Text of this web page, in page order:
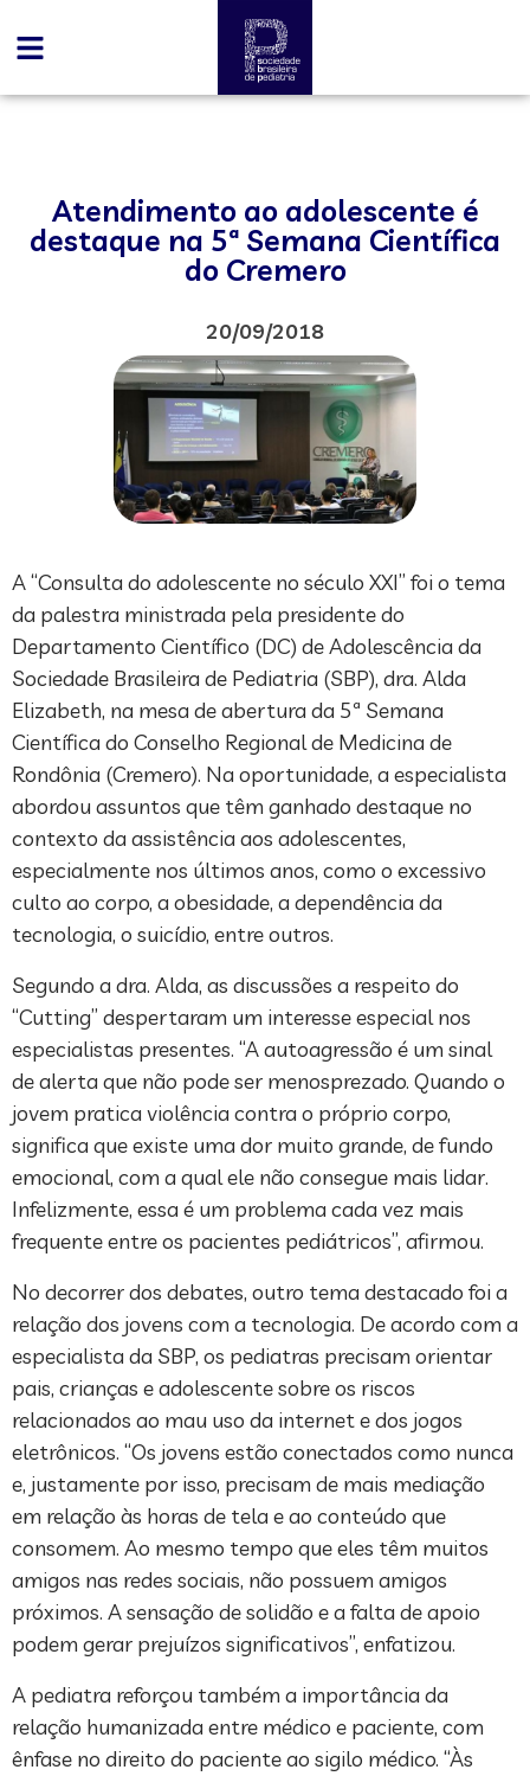
Atendimento ao adolescente é
destaque na 5ª Semana Científica
do Cremero
20/09/2018
A “Consulta do adolescente no século XXI” foi o tema
da palestra ministrada pela presidente do
Departamento Científico (DC) de Adolescência da
Sociedade Brasileira de Pediatria (SBP), dra. Alda
Elizabeth, na mesa de abertura da 5ª Semana
Científica do Conselho Regional de Medicina de
Rondônia (Cremero). Na oportunidade, a especialista
abordou assuntos que têm ganhado destaque no
contexto da assistência aos adolescentes,
especialmente nos últimos anos, como o excessivo
culto ao corpo, a obesidade, a dependência da
tecnologia, o suicídio, entre outros.
Segundo a dra. Alda, as discussões a respeito do
“Cutting” despertaram um interesse especial nos
especialistas presentes. “A autoagressão é um sinal
de alerta que não pode ser menosprezado. Quando o
jovem pratica violência contra o próprio corpo,
significa que existe uma dor muito grande, de fundo
emocional, com a qual ele não consegue mais lidar.
Infelizmente, essa é um problema cada vez mais
frequente entre os pacientes pediátricos”, afirmou.
No decorrer dos debates, outro tema destacado foi a
relação dos jovens com a tecnologia. De acordo com a
especialista da SBP, os pediatras precisam orientar
pais, crianças e adolescente sobre os riscos
relacionados ao mau uso da internet e dos jogos
eletrônicos. “Os jovens estão conectados como nunca
e, justamente por isso, precisam de mais mediação
em relação às horas de tela e ao conteúdo que
consomem. Ao mesmo tempo que eles têm muitos
amigos nas redes sociais, não possuem amigos
próximos. A sensação de solidão e a falta de apoio
podem gerar prejuízos significativos”, enfatizou.
A pediatra reforçou também a importância da
relação humanizada entre médico e paciente, com
ênfase no direito do paciente ao sigilo médico. “Às